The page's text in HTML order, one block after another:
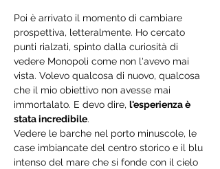
Poi è arrivato il momento di cambiare
prospettiva, letteralmente. Ho cercato
punti rialzati, spinto dalla curiosità di
vedere Monopoli come non l'avevo mai
vista. Volevo qualcosa di nuovo, qualcosa
che il mio obiettivo non avesse mai
immortalato. E devo dire, l'esperienza è
stata incredibile.
Vedere le barche nel porto minuscole, le
case imbiancate del centro storico e il blu
intenso del mare che si fonde con il cielo